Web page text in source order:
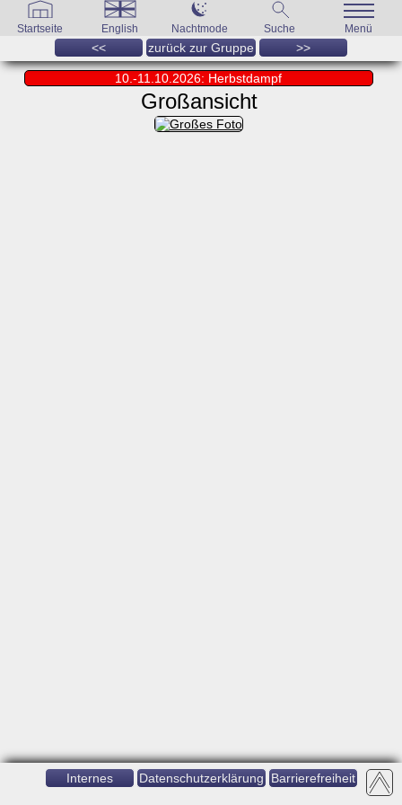
Startseite English Nachtmode Suche Menü
<< zurück zur Gruppe >>
10.-11.10.2026: Herbstdampf
Großansicht
Internes Datenschutzerklärung Barrierefreiheit